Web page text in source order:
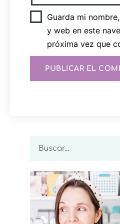
Guarda mi
y web en este
próxima vez que